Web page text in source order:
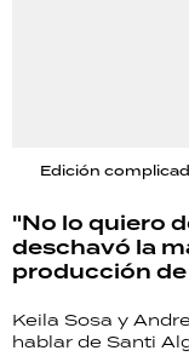
Edición
"No lo quiero
deschavó la
producción
Keila Sosa y
hablar de Santi